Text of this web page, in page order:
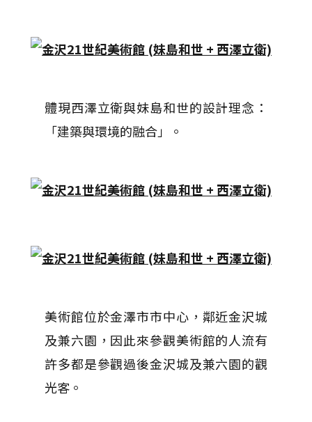
體現西澤立衛與妹島和世的設計理念：
「建築與環境的融合」。
美術館位於金澤市市中心，鄰近金沢城
及兼六園，因此來參觀美術館的人流有
許多都是參觀過後金沢城及兼六園的觀
光客。